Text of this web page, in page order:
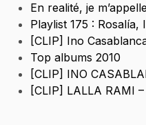
En realité, je
Playlist 175 :
[CLIP] Ino
Top albums 2010
[CLIP] INO
[CLIP] LALLA RAMI